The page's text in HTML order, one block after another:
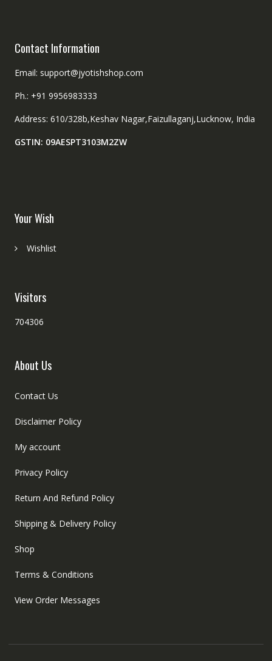
Contact Information
Email: support@jyotishshop.com
Ph.: +91 9956983333
Address: 610/328b,Keshav Nagar,Faizullaganj,Lucknow, India
GSTIN: 09AESPT3103M2ZW
Your Wish
Wishlist
Visitors
704306
About Us
Contact Us
Disclaimer Policy
My account
Privacy Policy
Return And Refund Policy
Shipping & Delivery Policy
Shop
Terms & Conditions
View Order Messages